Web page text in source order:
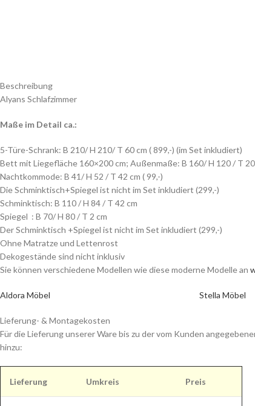
Beschreibung
Alyans Schlafzimmer
Maße im Detail ca.:
5-Türe-Schrank: B 210/ H 210/ T 60 cm ( 899,-) (im Set inkludiert)
Bett mit Liegefläche 160×200 cm; Außenmaße: B 160/ H 120 / T
Nachtkommode: B 41/ H 52 / T 42 cm ( 99,-)
Die Schminktisch+Spiegel ist nicht im Set inkludiert (299,-)
Schminktisch: B 110 / H 84 / T 42 cm
Spiegel : B 70/ H 80 / T 2 cm
Der Schminktisch +Spiegel ist nicht im Set inkludiert (299,-)
Ohne Matratze und Lettenrost
Dekogestände sind nicht inklusiv
Sie können verschiedene Modellen wie diese moderne Modelle an
Aldora Möbel Stella Möbel
Lieferung- & Montagekosten
Für die Lieferung unserer Ware bis zu der vom Kunden
hinzu:
Lieferung Umkreis Preis